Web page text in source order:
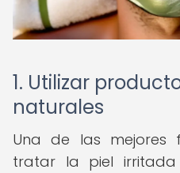
1. Utilizar
naturales
Una de las mejores
tratar la piel irritada